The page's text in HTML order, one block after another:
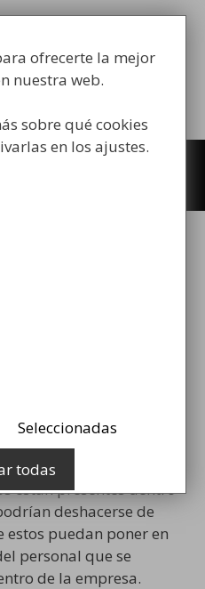
para la higiene industrial
Buscar
0
de la
área laboraly por la
empleados
de riesgo se estudien y
están presentes dentro
deshacerse de
puedan poner en
personal que se
de la empresa.
ofrecerte la mejor
nuestra web.
sobre qué cookies
en los ajustes.
Seleccionadas
todas